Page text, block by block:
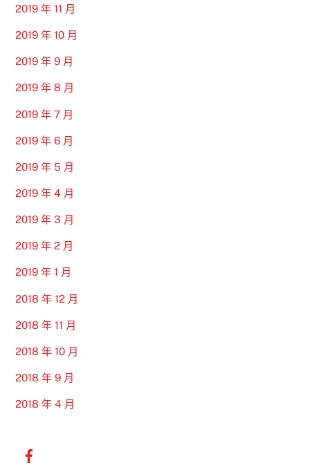
2019 年 11 月
2019 年 10 月
2019 年 9 月
2019 年 8 月
2019 年 7 月
2019 年 6 月
2019 年 5 月
2019 年 4 月
2019 年 3 月
2019 年 2 月
2019 年 1 月
2018 年 12 月
2018 年 11 月
2018 年 10 月
2018 年 9 月
2018 年 4 月